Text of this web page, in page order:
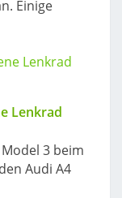
Einige
Lenkrad
3 beim
Audi A4